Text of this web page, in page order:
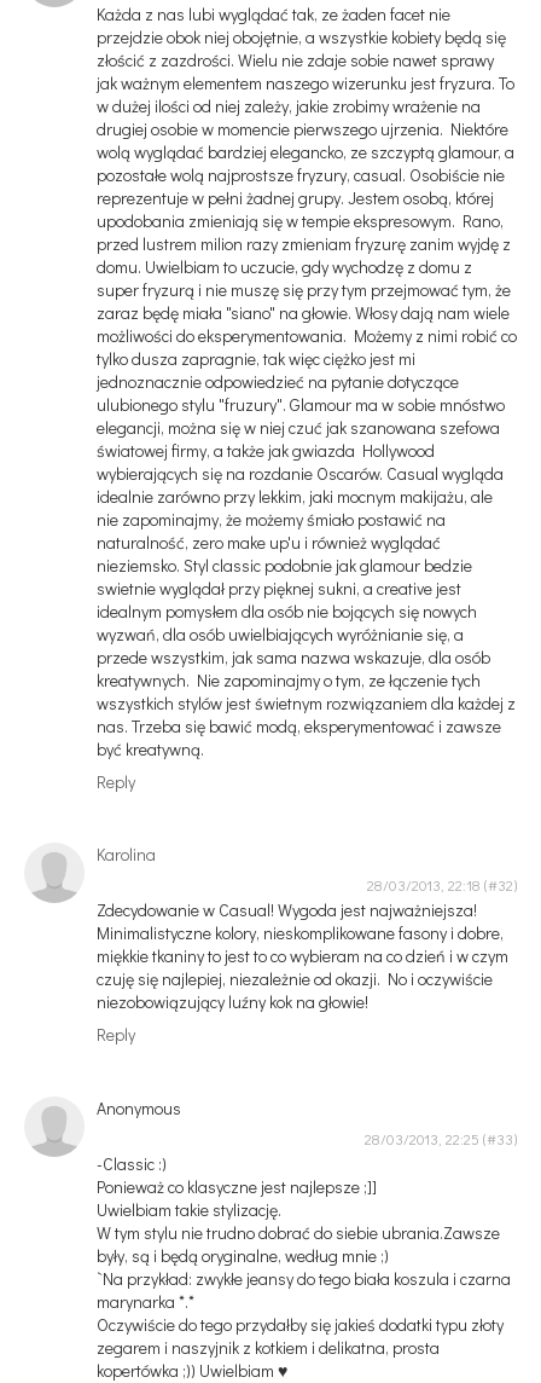
Każda z nas lubi wyglądać tak, ze żaden facet nie
przejdzie obok niej obojętnie, a wszystkie kobiety będą się
złościć z zazdrości. Wielu nie zdaje sobie nawet sprawy
jak ważnym elementem naszego wizerunku jest fryzura. To
w dużej ilości od niej zależy, jakie zrobimy wrażenie na
drugiej osobie w momencie pierwszego ujrzenia. Niektóre
wolą wyglądać bardziej elegancko, ze szczyptą glamour, a
pozostałe wolą najprostsze fryzury, casual. Osobiście nie
reprezentuje w pełni żadnej grupy. Jestem osobą, której
upodobania zmieniają się w tempie ekspresowym. Rano,
przed lustrem milion razy zmieniam fryzurę zanim wyjdę z
domu. Uwielbiam to uczucie, gdy wychodzę z domu z
super fryzurą i nie muszę się przy tym przejmować tym, że
zaraz będę miała "siano" na głowie. Włosy dają nam wiele
możliwości do eksperymentowania. Możemy z nimi robić co
tylko dusza zapragnie, tak więc ciężko jest mi
jednoznacznie odpowiedzieć na pytanie dotyczące
ulubionego stylu "fruzury". Glamour ma w sobie mnóstwo
elegancji, można się w niej czuć jak szanowana szefowa
światowej firmy, a także jak gwiazda Hollywood
wybierających się na rozdanie Oscarów. Casual wygląda
idealnie zarówno przy lekkim, jaki mocnym makijażu, ale
nie zapominajmy, że możemy śmiało postawić na
naturalność, zero make up'u i również wyglądać
nieziemsko. Styl classic podobnie jak glamour bedzie
swietnie wyglądał przy pięknej sukni, a creative jest
idealnym pomysłem dla osób nie bojących się nowych
wyzwań, dla osób uwielbiających wyróżnianie się, a
przede wszystkim, jak sama nazwa wskazuje, dla osób
kreatywnych. Nie zapominajmy o tym, ze łączenie tych
wszystkich stylów jest świetnym rozwiązaniem dla każdej z
nas. Trzeba się bawić modą, eksperymentować i zawsze
być kreatywną.
Reply
Karolina
28/03/2013, 22:18
Zdecydowanie w Casual! Wygoda jest najważniejsza!
Minimalistyczne kolory, nieskomplikowane fasony i dobre,
miękkie tkaniny to jest to co wybieram na co dzień i w czym
czuję się najlepiej, niezależnie od okazji. No i oczywiście
niezobowiązujący luźny kok na głowie!
Reply
Anonymous
28/03/2013, 22:25
-Classic :)
Ponieważ co klasyczne jest najlepsze ;]]
Uwielbiam takie stylizację.
W tym stylu nie trudno dobrać do siebie ubrania.Zawsze
były, są i będą oryginalne, według mnie ;)
`Na przykład: zwykłe jeansy do tego biała koszula i czarna
marynarka *.*
Oczywiście do tego przydałby się jakieś dodatki typu złoty
zegarem i naszyjnik z kotkiem i delikatna, prosta
kopertówka ;)) Uwielbiam ♥